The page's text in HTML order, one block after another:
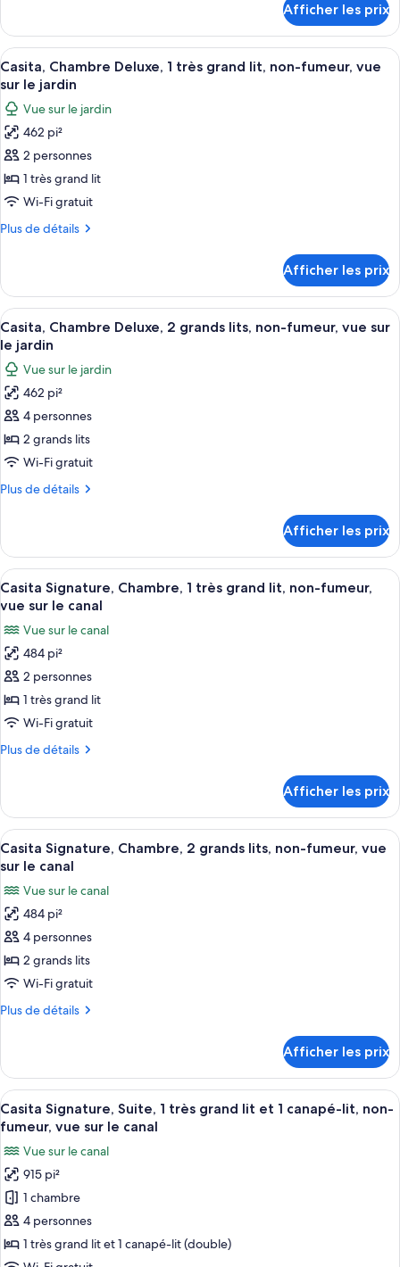
2
grands
lits,
non-
fumeur,
vue
sur
le
jardin
Fairmont,
Chambre,
2
grands
non-
fumeur,
vue
sur
le
Afficher les prix
Afficher
toutes
les
photos
pour
ce
type
de
chambre :
Deluxe,
très
grand
lit,
non-
fumeur,
vue
sur
le
jardin
Une chambre d’hôtel avec un lit,
3
Casita, Chambre Deluxe, 1 très grand lit, non-fumeur, vue
sur le jardin
Vue sur le jardin
462 pi²
2 personnes
1 très grand lit
Wi-Fi gratuit
Plus de détails
Plus
Casita,
Chambre
Deluxe,
1
très
grand
lit,
non-
fumeur,
vue
le
jardin
Afficher les prix
Afficher
toutes
les
photos
pour
ce
type
de
chambre :
Deluxe,
grands
lits,
non-
fumeur,
vue
sur
le
jardin
Une chambre d’hôtel avec deux
3
Casita, Chambre Deluxe, 2 grands lits, non-fumeur, vue sur
le jardin
Vue sur le jardin
462 pi²
4 personnes
2 grands lits
Wi-Fi gratuit
Plus de détails
Plus
Casita,
Chambre
Deluxe,
2
lits,
non-
fumeur,
vue
sur
jardin
Afficher les prix
Afficher
toutes
photos
pour
ce
type
de
chambre :
Chambre,
très
grand
lit,
non-
fumeur,
vue
sur
le
canal
Une chambre d’hôtel moderne
4
Casita Signature, Chambre, 1 très grand lit, non-fumeur,
vue sur le canal
Vue sur le canal
484 pi²
2 personnes
1 très grand lit
Wi-Fi gratuit
Plus de détails
Plus
Casita
Signature,
Chambre,
1
grand
lit,
non-
fumeur,
vue
le
canal
Afficher les prix
Afficher
toutes
photos
pour
ce
type
de
chambre :
Chambre,
grands
lits,
non-
fumeur,
vue
sur
le
canal
Literie de qualité, lit avec matelas
4
Casita Signature, Chambre, 2 grands lits, non-fumeur, vue
sur le canal
Vue sur le canal
484 pi²
4 personnes
2 grands lits
Wi-Fi gratuit
Plus de détails
Plus
Casita
Signature,
Chambre,
2
lits,
non-
fumeur,
vue
sur
canal
Afficher les prix
Afficher
toutes
photos
pour
ce
type
de
Un hôtel situé au bord d’un lac,
6
Casita Signature, Suite, 1 très grand lit et 1 canapé-lit, non-
fumeur, vue sur le canal
Vue sur le canal
915 pi²
1 chambre
4 personnes
1 très grand lit et 1 canapé-lit (double)